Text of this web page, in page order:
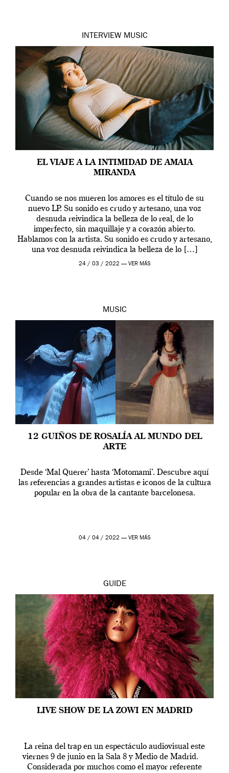
INTERVIEW MUSIC
EL VIAJE A LA INTIMIDAD DE AMAIA
MIRANDA
Cuando se nos mueren los amores es el título de su
nuevo LP. Su sonido es crudo y artesano, una voz
desnuda reivindica la belleza de lo real, de lo
imperfecto, sin maquillaje y a corazón abierto.
Hablamos con la artista. Su sonido es crudo y artesano,
una voz desnuda reivindica la belleza de lo […]
24 / 03 / 2022 — VER MÁS
MUSIC
12 GUIÑOS DE ROSALÍA AL MUNDO DEL
ARTE
Desde ‘Mal Querer’ hasta ‘Motomami’. Descubre aquí
las referencias a grandes artistas e iconos de la cultura
popular en la obra de la cantante barcelonesa.
04 / 04 / 2022 — VER MÁS
GUIDE
LIVE SHOW DE LA ZOWI EN MADRID
La reina del trap en un espectáculo audiovisual este
viernes 9 de junio en la Sala 8 y Medio de Madrid.
Considerada por muchos como el mayor referente